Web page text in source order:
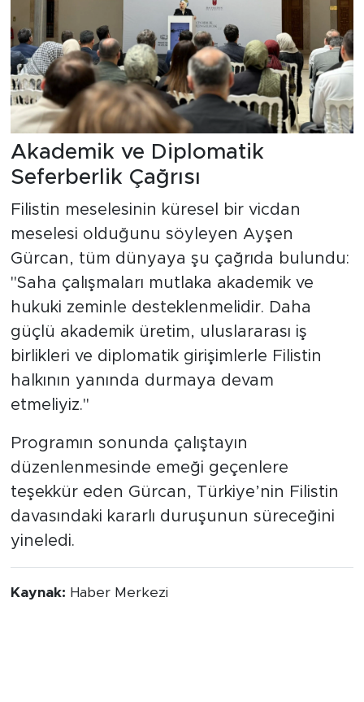
Akademik ve Diplomatik
Seferberlik Çağrısı
Filistin meselesinin küresel bir vicdan
meselesi olduğunu söyleyen Ayşen
Gürcan, tüm dünyaya şu çağrıda bulundu:
"Saha çalışmaları mutlaka akademik ve
hukuki zeminle desteklenmelidir. Daha
güçlü akademik üretim, uluslararası iş
birlikleri ve diplomatik girişimlerle Filistin
halkının yanında durmaya devam
etmeliyiz."
Programın sonunda çalıştayın
düzenlenmesinde emeği geçenlere
teşekkür eden Gürcan, Türkiye’nin Filistin
davasındaki kararlı duruşunun süreceğini
yineledi.
Kaynak: Haber Merkezi